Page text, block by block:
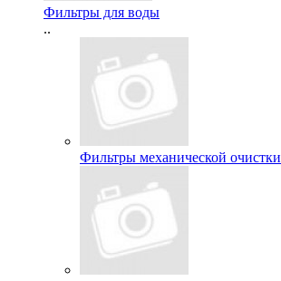
Фильтры для воды
..
Фильтры механической очистки